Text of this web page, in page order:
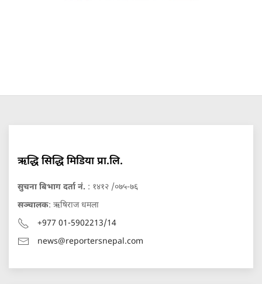
ऋद्धि सिद्धि मिडिया प्रा.लि.
सुचना बिभाग दर्ता नं. : १४१२ /०७५-७६
सञ्चालक: ऋषिराज धमला
+977 01-5902213/14
news@reportersnepal.com